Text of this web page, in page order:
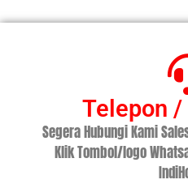
Telepon /
Segera Hubungi Kami
Klik Tombol/logo